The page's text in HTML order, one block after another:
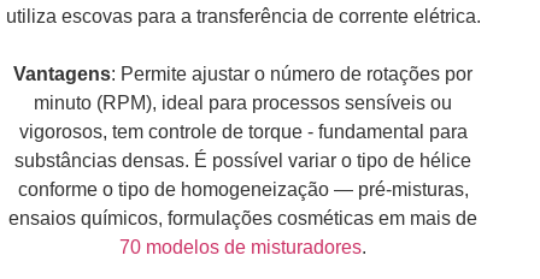
utiliza escovas para a transferência de corrente elétrica.
Vantagens: Permite ajustar o número de rotações por
minuto (RPM), ideal para processos sensíveis ou
vigorosos, tem controle de torque - fundamental para
substâncias densas. É possível variar o tipo de hélice
conforme o tipo de homogeneização — pré-misturas,
ensaios químicos, formulações cosméticas em mais de
70 modelos de misturadores.